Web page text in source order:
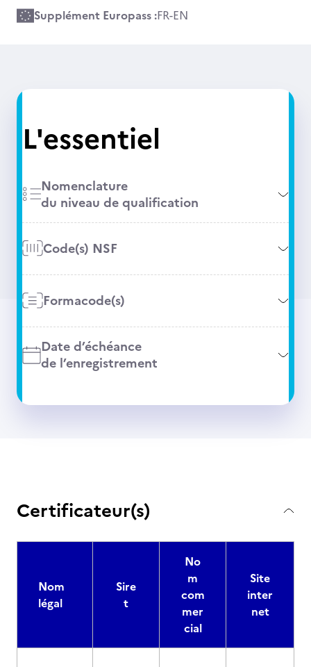
Supplément Europass :FR-EN
L'essentiel
Nomenclature
du niveau de qualification
Code(s) NSF
Formacode(s)
Date d’échéance
de l’enregistrement
Certificateur(s)
Nom
légal
Sire
t
No
m
com
mer
cial
Site
inter
net